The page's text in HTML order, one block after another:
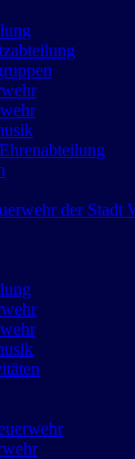
der Stadt